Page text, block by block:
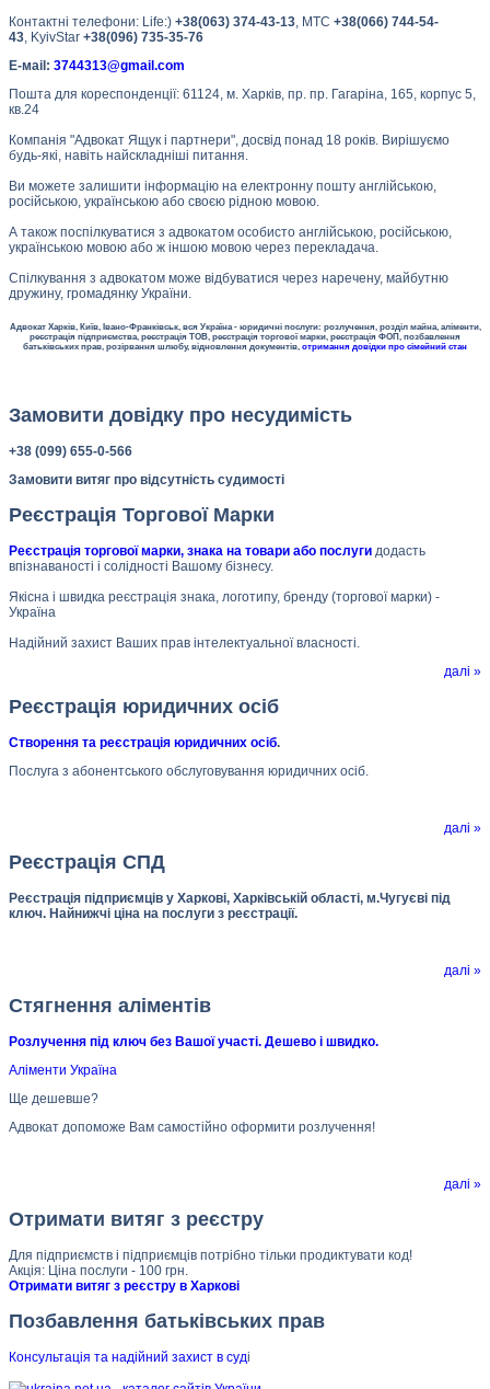
Контактні телефони: Life:) +38(063) 374-43-13, МТС +38(066) 744-54-
43, KyivStar +38(096) 735-35-76
Е-маil: 3744313@gmail.com
Пошта для кореспонденції: 61124, м. Харків, пр. пр. Гагаріна, 165, корпус 5,
кв.24
Компанія "Адвокат Ящук і партнери", досвід понад 18 років. Вирішуємо
будь-які, навіть найскладніші питання.
Ви можете залишити інформацію на електронну пошту англійською,
російською, українською або своєю рідною мовою.
А також поспілкуватися з адвокатом особисто англійською, російською,
українською мовою або ж іншою мовою через перекладача.
Спілкування з адвокатом може відбуватися через наречену, майбутню
дружину, громадянку України.
Адвокат Харків, Київ, Івано-Франківськ, вся Україна - юридичні послуги: розлучення, розділ майна, аліменти,
реєстрація підприємства, реєстрація ТОВ, реєстрація торгової марки, реєстрація ФОП, позбавлення
батьківських прав, розірвання шлюбу, відновлення документів, отримання довідки про сімейний стан
Замовити довідку про несудимість
+38 (099) 655-0-566
Замовити витяг про відсутність судимості
Реєстрація Торгової Марки
Реєстрація торгової марки, знака на товари або послуги додасть
впізнаваності і солідності Вашому бізнесу.
Якісна і швидка реєстрація знака, логотипу, бренду (торгової марки) -
Україна
Надійний захист Ваших прав інтелектуальної власності.
далі »
Реєстрація юридичних осіб
Створення та реєстрація юридичних осіб.
Послуга з абонентського обслуговування юридичних осіб.
далі »
Реєстрація СПД
Реєстрація підприємців у Харкові, Харківській області, м.Чугуєві під
ключ. Найнижчі ціна на послуги з реєстрації.
далі »
Стягнення аліментів
Розлучення під ключ без Вашої участі. Дешево і швидко.
Аліменти Україна
Ще дешевше?
Адвокат допоможе Вам самостійно оформити розлучення!
далі »
Отримати витяг з реєстру
Для підприємств і підприємців потрібно тільки продиктувати код!
Акція: Ціна послуги - 100 грн.
Отримати витяг з реєстру в Харкові
Позбавлення батьківських прав
Консультація та надійний захист в суді